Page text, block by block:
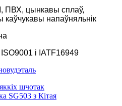
ПВХ, цынкавы сплаў,
каўчукавы напаўняльнік
і IATF16949
дэталь